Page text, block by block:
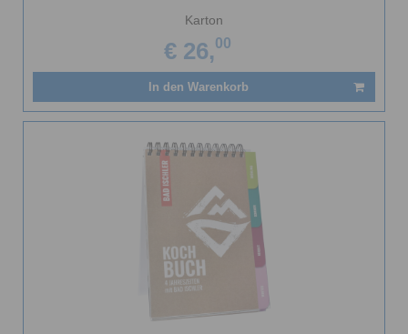
Karton
€ 26,00
In den Warenkorb